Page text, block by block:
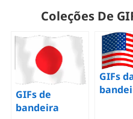
Coleções De
GIFs de
bandeira
GIFs